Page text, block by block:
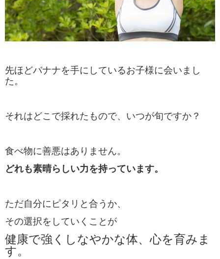
先ほどバナナを手にしているお子様に会いまし
た。
それはどこで採れたもので、 いつが旬ですか？
食べ物に善悪はありません。
どれも素晴らしい力を持っています。
ただ自分にピタリと合うか、
その選択をしていくことが
健康で強くしなやかな体、心を育みま
す。